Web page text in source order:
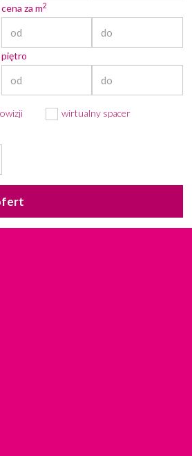
cena za m2
piętro
wirtualny spacer